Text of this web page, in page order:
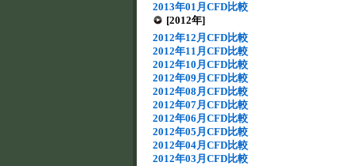
2013年01月CFD比較
[2012年]
2012年12月CFD比較
2012年11月CFD比較
2012年10月CFD比較
2012年09月CFD比較
2012年08月CFD比較
2012年07月CFD比較
2012年06月CFD比較
2012年05月CFD比較
2012年04月CFD比較
2012年03月CFD比較